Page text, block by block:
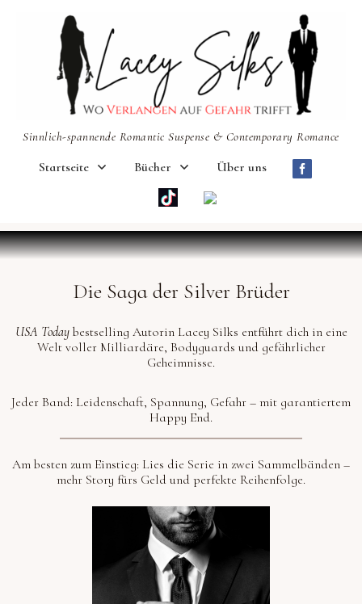
Sinnlich-spannende Romantic Suspense & Contemporary Romance
Startseite Bücher Über uns
Die Saga der Silver Brüder
USA Todaybestselling Autorin Lacey Silks entführt dich in eine
Welt voller Milliardäre, Bodyguards und gefährlicher
Geheimnisse.
Jeder Band: Leidenschaft, Spannung, Gefahr – mit garantiertem
Happy End.
Am besten zum Einstieg: Lies die Serie in zwei Sammelbänden –
mehr Story fürs Geld und perfekte Reihenfolge.